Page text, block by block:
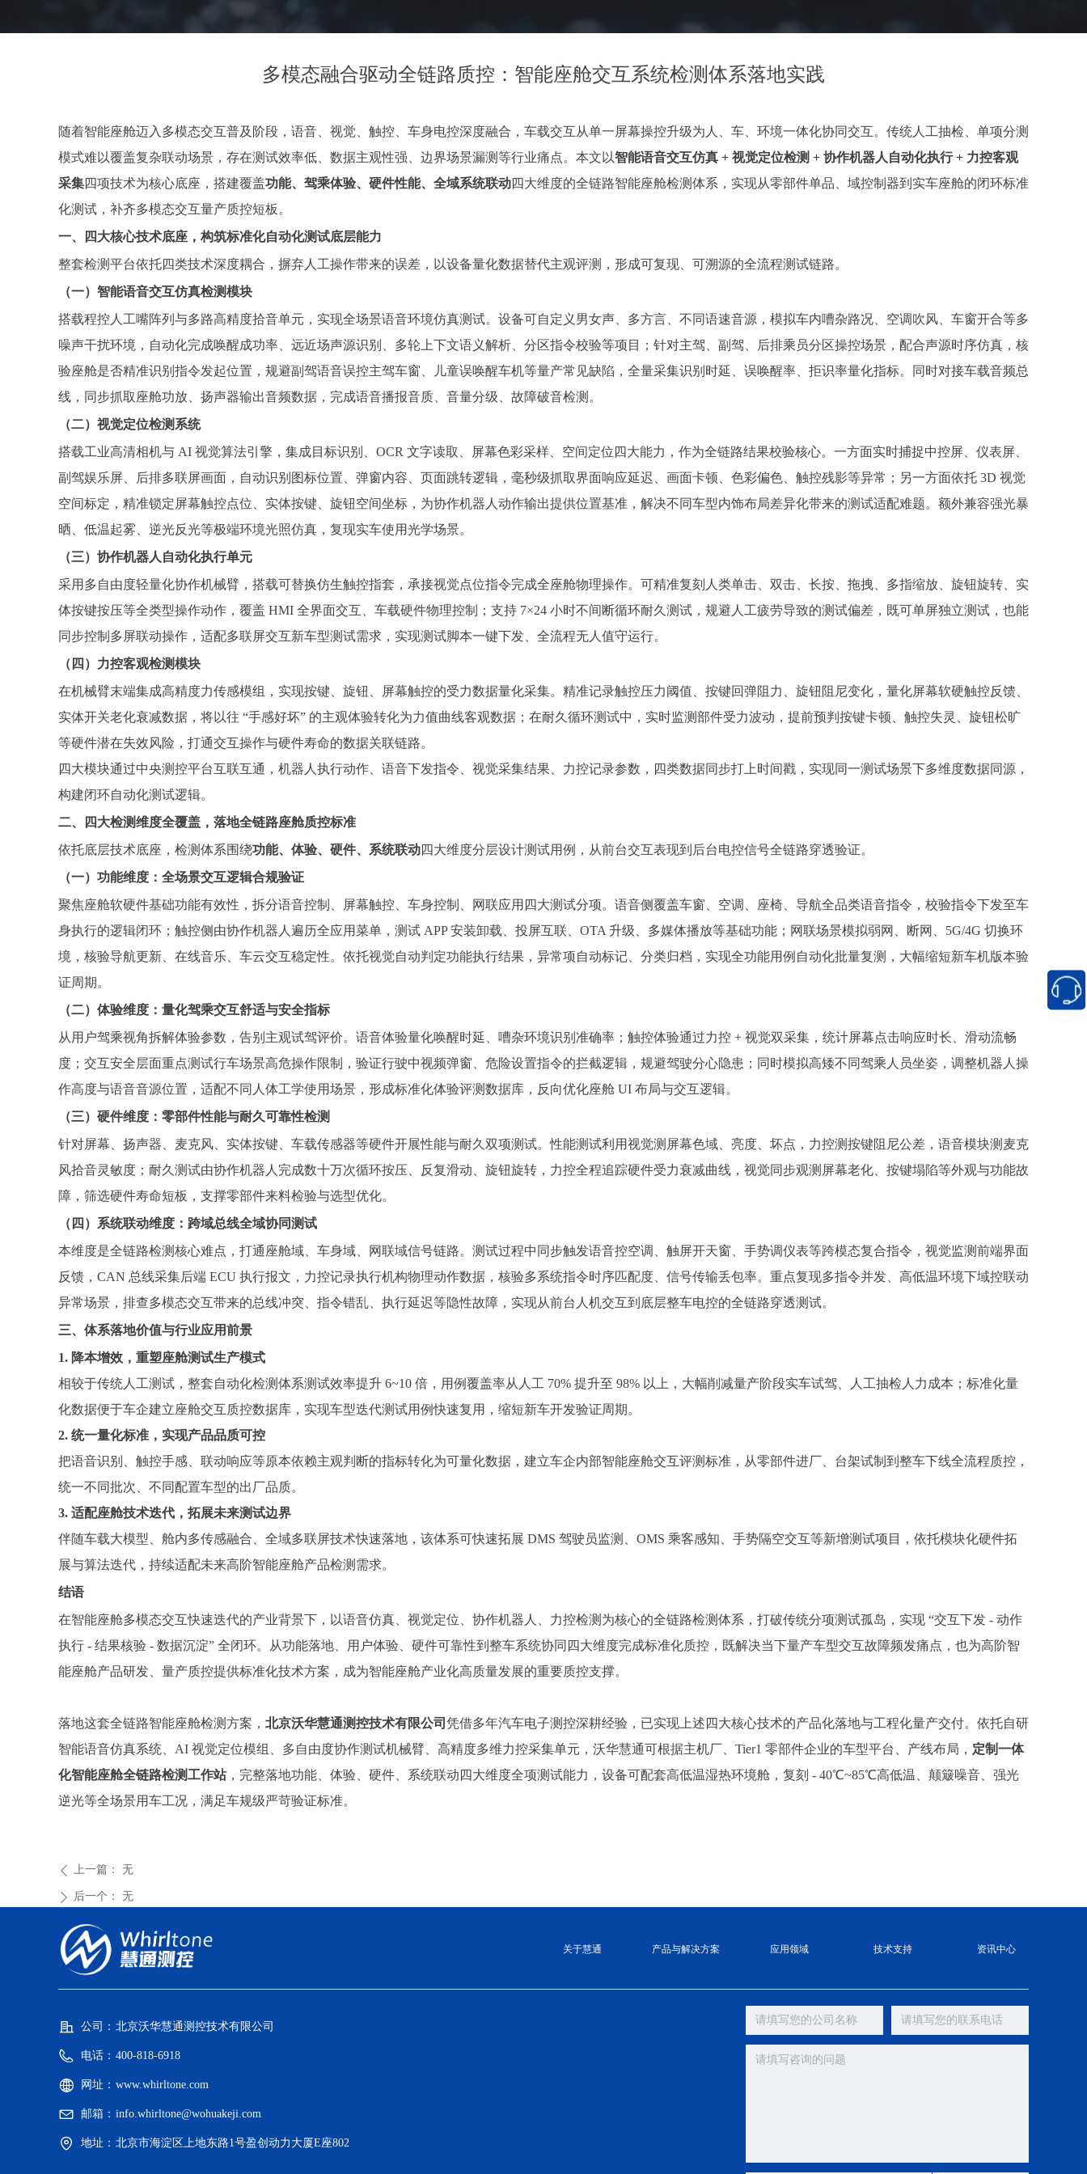
多模态融合驱动全链路质控：智能座舱交互系统检测体系落地实践
随着智能座舱迈入多模态交互普及阶段，语音、视觉、触控、车身电控深度融合，车载交互从单一屏幕操控升级为人、车、环境一体化协同交互。传统人工抽检、单项分测
模式难以覆盖复杂联动场景，存在测试效率低、数据主观性强、边界场景漏测等行业痛点。本文以智能语音交互仿真 + 视觉定位检测 + 协作机器人自动化执行 + 力控客观
采集四项技术为核心底座，搭建覆盖功能、驾乘体验、硬件性能、全域系统联动四大维度的全链路智能座舱检测体系，实现从零部件单品、域控制器到实车座舱的闭环标准
化测试，补齐多模态交互量产质控短板。
一、四大核心技术底座，构筑标准化自动化测试底层能力
整套检测平台依托四类技术深度耦合，摒弃人工操作带来的误差，以设备量化数据替代主观评测，形成可复现、可溯源的全流程测试链路。
（一）智能语音交互仿真检测模块
搭载程控人工嘴阵列与多路高精度拾音单元，实现全场景语音环境仿真测试。设备可自定义男女声、多方言、不同语速音源，模拟车内嘈杂路况、空调吹风、车窗开合等多
噪声干扰环境，自动化完成唤醒成功率、远近场声源识别、多轮上下文语义解析、分区指令校验等项目；针对主驾、副驾、后排乘员分区操控场景，配合声源时序仿真，核
验座舱是否精准识别指令发起位置，规避副驾语音误控主驾车窗、儿童误唤醒车机等量产常见缺陷，全量采集识别时延、误唤醒率、拒识率量化指标。同时对接车载音频总
线，同步抓取座舱功放、扬声器输出音频数据，完成语音播报音质、音量分级、故障破音检测。
（二）视觉定位检测系统
搭载工业高清相机与 AI 视觉算法引擎，集成目标识别、OCR 文字读取、屏幕色彩采样、空间定位四大能力，作为全链路结果校验核心。一方面实时捕捉中控屏、仪表屏、
副驾娱乐屏、后排多联屏画面，自动识别图标位置、弹窗内容、页面跳转逻辑，毫秒级抓取界面响应延迟、画面卡顿、色彩偏色、触控残影等异常；另一方面依托 3D 视觉
空间标定，精准锁定屏幕触控点位、实体按键、旋钮空间坐标，为协作机器人动作输出提供位置基准，解决不同车型内饰布局差异化带来的测试适配难题。额外兼容强光暴
晒、低温起雾、逆光反光等极端环境光照仿真，复现实车使用光学场景。
（三）协作机器人自动化执行单元
采用多自由度轻量化协作机械臂，搭载可替换仿生触控指套，承接视觉点位指令完成全座舱物理操作。可精准复刻人类单击、双击、长按、拖拽、多指缩放、旋钮旋转、实
体按键按压等全类型操作动作，覆盖 HMI 全界面交互、车载硬件物理控制；支持 7×24 小时不间断循环耐久测试，规避人工疲劳导致的测试偏差，既可单屏独立测试，也能
同步控制多屏联动操作，适配多联屏交互新车型测试需求，实现测试脚本一键下发、全流程无人值守运行。
（四）力控客观检测模块
在机械臂末端集成高精度力传感模组，实现按键、旋钮、屏幕触控的受力数据量化采集。精准记录触控压力阈值、按键回弹阻力、旋钮阻尼变化，量化屏幕软硬触控反馈、
实体开关老化衰减数据，将以往 “手感好坏” 的主观体验转化为力值曲线客观数据；在耐久循环测试中，实时监测部件受力波动，提前预判按键卡顿、触控失灵、旋钮松旷
等硬件潜在失效风险，打通交互操作与硬件寿命的数据关联链路。
四大模块通过中央测控平台互联互通，机器人执行动作、语音下发指令、视觉采集结果、力控记录参数，四类数据同步打上时间戳，实现同一测试场景下多维度数据同源，
构建闭环自动化测试逻辑。
二、四大检测维度全覆盖，落地全链路座舱质控标准
依托底层技术底座，检测体系围绕功能、体验、硬件、系统联动四大维度分层设计测试用例，从前台交互表现到后台电控信号全链路穿透验证。
（一）功能维度：全场景交互逻辑合规验证
聚焦座舱软硬件基础功能有效性，拆分语音控制、屏幕触控、车身控制、网联应用四大测试分项。语音侧覆盖车窗、空调、座椅、导航全品类语音指令，校验指令下发至车
身执行的逻辑闭环；触控侧由协作机器人遍历全应用菜单，测试 APP 安装卸载、投屏互联、OTA 升级、多媒体播放等基础功能；网联场景模拟弱网、断网、5G/4G 切换环
境，核验导航更新、在线音乐、车云交互稳定性。依托视觉自动判定功能执行结果，异常项自动标记、分类归档，实现全功能用例自动化批量复测，大幅缩短新车机版本验
证周期。
（二）体验维度：量化驾乘交互舒适与安全指标
从用户驾乘视角拆解体验参数，告别主观试驾评价。语音体验量化唤醒时延、嘈杂环境识别准确率；触控体验通过力控 + 视觉双采集，统计屏幕点击响应时长、滑动流畅
度；交互安全层面重点测试行车场景高危操作限制，验证行驶中视频弹窗、危险设置指令的拦截逻辑，规避驾驶分心隐患；同时模拟高矮不同驾乘人员坐姿，调整机器人操
作高度与语音音源位置，适配不同人体工学使用场景，形成标准化体验评测数据库，反向优化座舱 UI 布局与交互逻辑。
（三）硬件维度：零部件性能与耐久可靠性检测
针对屏幕、扬声器、麦克风、实体按键、车载传感器等硬件开展性能与耐久双项测试。性能测试利用视觉测屏幕色域、亮度、坏点，力控测按键阻尼公差，语音模块测麦克
风拾音灵敏度；耐久测试由协作机器人完成数十万次循环按压、反复滑动、旋钮旋转，力控全程追踪硬件受力衰减曲线，视觉同步观测屏幕老化、按键塌陷等外观与功能故
障，筛选硬件寿命短板，支撑零部件来料检验与选型优化。
（四）系统联动维度：跨域总线全域协同测试
本维度是全链路检测核心难点，打通座舱域、车身域、网联域信号链路。测试过程中同步触发语音控空调、触屏开天窗、手势调仪表等跨模态复合指令，视觉监测前端界面
反馈，CAN 总线采集后端 ECU 执行报文，力控记录执行机构物理动作数据，核验多系统指令时序匹配度、信号传输丢包率。重点复现多指令并发、高低温环境下域控联动
异常场景，排查多模态交互带来的总线冲突、指令错乱、执行延迟等隐性故障，实现从前台人机交互到底层整车电控的全链路穿透测试。
三、体系落地价值与行业应用前景
1. 降本增效，重塑座舱测试生产模式
相较于传统人工测试，整套自动化检测体系测试效率提升 6~10 倍，用例覆盖率从人工 70% 提升至 98% 以上，大幅削减量产阶段实车试驾、人工抽检人力成本；标准化量
化数据便于车企建立座舱交互质控数据库，实现车型迭代测试用例快速复用，缩短新车开发验证周期。
2. 统一量化标准，实现产品品质可控
把语音识别、触控手感、联动响应等原本依赖主观判断的指标转化为可量化数据，建立车企内部智能座舱交互评测标准，从零部件进厂、台架试制到整车下线全流程质控，
统一不同批次、不同配置车型的出厂品质。
3. 适配座舱技术迭代，拓展未来测试边界
伴随车载大模型、舱内多传感融合、全域多联屏技术快速落地，该体系可快速拓展 DMS 驾驶员监测、OMS 乘客感知、手势隔空交互等新增测试项目，依托模块化硬件拓
展与算法迭代，持续适配未来高阶智能座舱产品检测需求。
结语
在智能座舱多模态交互快速迭代的产业背景下，以语音仿真、视觉定位、协作机器人、力控检测为核心的全链路检测体系，打破传统分项测试孤岛，实现 “交互下发 - 动作
执行 - 结果核验 - 数据沉淀” 全闭环。从功能落地、用户体验、硬件可靠性到整车系统协同四大维度完成标准化质控，既解决当下量产车型交互故障频发痛点，也为高阶智
能座舱产品研发、量产质控提供标准化技术方案，成为智能座舱产业化高质量发展的重要质控支撑。
落地这套全链路智能座舱检测方案， 北京沃华慧通测控技术有限公司 凭借多年汽车电子测控深耕经验，已实现上述四大核心技术的产品化落地与工程化量产交付。依托自研
智能语音仿真系统、AI 视觉定位模组、多自由度协作测试机械臂、高精度多维力控采集单元，沃华慧通可根据主机厂、Tier1 零部件企业的车型平台、产线布局， 定制一体
化智能座舱全链路检测工作站，完整落地功能、体验、硬件、系统联动四大维度全项测试能力，设备可配套高低温湿热环境舱，复刻 - 40℃~85℃高低温、颠簸噪音、强光
逆光等全场景用车工况，满足车规级严苛验证标准。
ꄴ 上一篇： 无
ꄲ 后一个： 无
关于慧通 产品与解决方案 应用领域 技术支持 资讯中心
公司： 北京沃华慧通测控技术有限公司
电话： 400-818-6918
网址： www.whirltone.com
邮箱： info.whirltone@wohuakeji.com
地址： 北京市海淀区上地东路1号盈创动力大厦E座802